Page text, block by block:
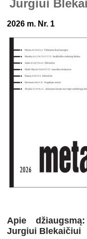
Jurgiui
2026 m. Nr. 1
Apie
Jurgiui Blekaičiui